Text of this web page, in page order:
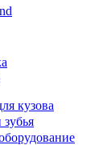
кузова